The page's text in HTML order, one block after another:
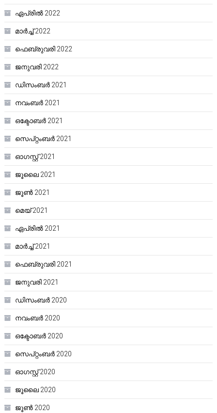
ഏപ്രിൽ 2022
മാർച്ച്‌ 2022
ഫെബ്രുവരി 2022
ജനുവരി 2022
ഡിസംബർ 2021
നവംബർ 2021
ഒക്ടോബർ 2021
സെപ്റ്റംബർ 2021
ഓഗസ്റ്റ്‌ 2021
ജൂലൈ 2021
ജൂൺ 2021
മെയ്‌ 2021
ഏപ്രിൽ 2021
മാർച്ച്‌ 2021
ഫെബ്രുവരി 2021
ജനുവരി 2021
ഡിസംബർ 2020
നവംബർ 2020
ഒക്ടോബർ 2020
സെപ്റ്റംബർ 2020
ഓഗസ്റ്റ്‌ 2020
ജൂലൈ 2020
ജൂൺ 2020